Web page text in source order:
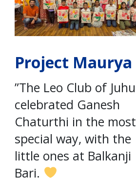
Project Maurya
”The Leo Club of Juhu
celebrated Ganesh
Chaturthi in the most
special way, with the
little ones at Balkanji
Bari.